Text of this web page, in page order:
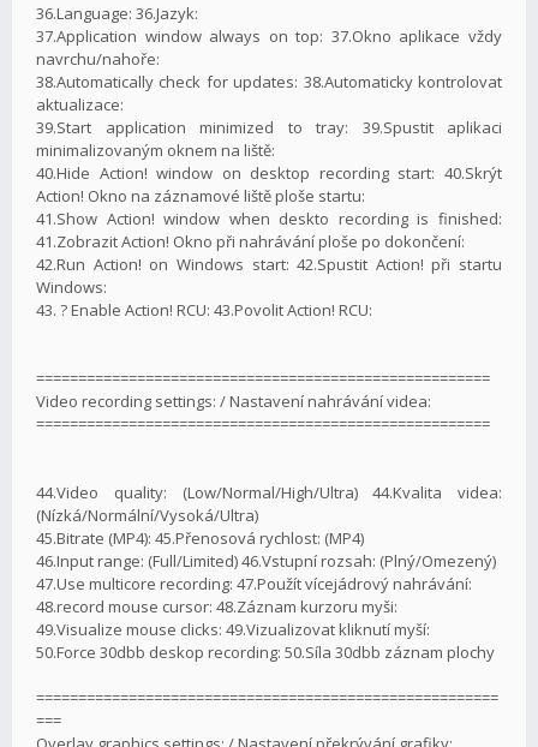
36.Language: 36.Jazyk:
37.Application window always on top: 37.Okno aplikace vždy
navrchu/nahoře:
38.Automatically check for updates: 38.Automaticky kontrolovat
aktualizace:
39.Start application minimized to tray: 39.Spustit aplikaci
minimalizovaným oknem na liště:
40.Hide Action! window on desktop recording start: 40.Skrýt
Action! Okno na záznamové liště ploše startu:
41.Show Action! window when deskto recording is finished:
41.Zobrazit Action! Okno při nahrávání ploše po dokončení:
42.Run Action! on Windows start: 42.Spustit Action! při startu
Windows:
43. ? Enable Action! RCU: 43.Povolit Action! RCU:
======================================================
Video recording settings: / Nastavení nahrávání videa:
======================================================
44.Video quality: (Low/Normal/High/Ultra) 44.Kvalita videa:
(Nízká/Normální/Vysoká/Ultra)
45.Bitrate (MP4): 45.Přenosová rychlost: (MP4)
46.Input range: (Full/Limited) 46.Vstupní rozsah: (Plný/Omezený)
47.Use multicore recording: 47.Použít vícejádrový nahrávání:
48.record mouse cursor: 48.Záznam kurzoru myši:
49.Visualize mouse clicks: 49.Vizualizovat kliknutí myší:
50.Force 30dbb deskop recording: 50.Síla 30dbb záznam plochy
=======================================================
===